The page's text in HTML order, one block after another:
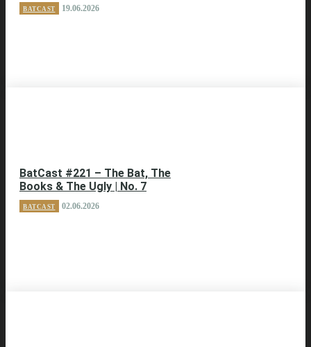
BATCAST 19.06.2026
BatCast #221 – The Bat, The
Books & The Ugly | No. 7
BATCAST 02.06.2026